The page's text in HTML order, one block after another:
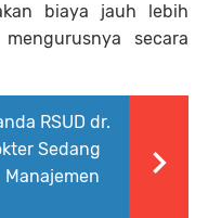
biaya jauh lebih
secara
RSUD dr.
Sedang
Manajemen